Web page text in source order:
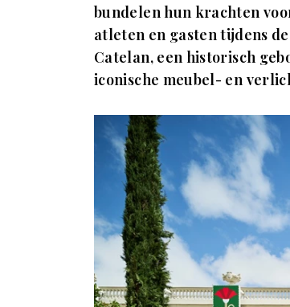
bundelen hun krachten
atleten en gasten tijdens
Catelan, een historisch
iconische meubel- en